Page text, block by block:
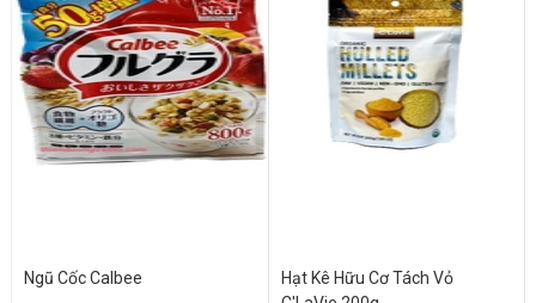
Ngũ Cốc Calbee
Hạt Kê Hữu Cơ Tách Vỏ